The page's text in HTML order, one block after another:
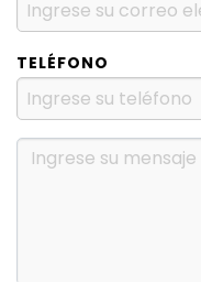
TELÉFONO